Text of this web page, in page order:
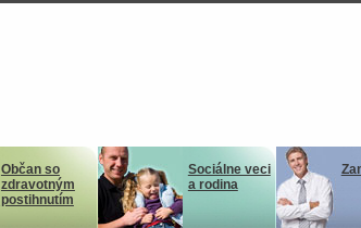
Občan so
zdravotným
postihnutím
Sociálne veci
a rodina